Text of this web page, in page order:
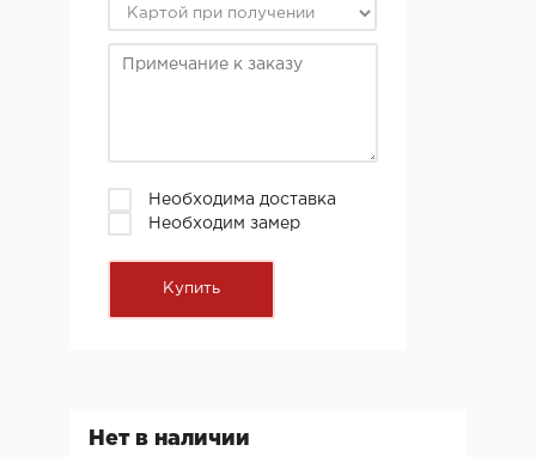
Необходима доставка
Необходим замер
Нет в наличии